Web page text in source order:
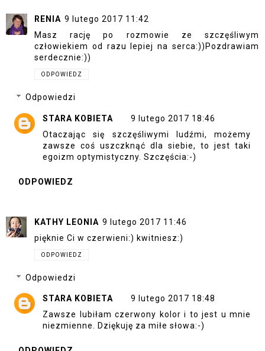
RENIA 9 lutego 2017 11:42
Masz rację po rozmowie ze szczęśliwym
człowiekiem od razu lepiej na serca:))Pozdrawiam
serdecznie:))
ODPOWIEDZ
Odpowiedzi
STARA KOBIETA
9 lutego 2017 18:46
Otaczając się szczęśliwymi ludźmi, możemy
zawsze coś uszczknąć dla siebie, to jest taki
egoizm optymistyczny. Szczęścia:-)
ODPOWIEDZ
KATHY LEONIA 9 lutego 2017 11:46
pięknie Ci w czerwieni:) kwitniesz:)
ODPOWIEDZ
Odpowiedzi
STARA KOBIETA
9 lutego 2017 18:48
Zawsze lubiłam czerwony kolor i to jest u mnie
niezmienne. Dziękuję za miłe słowa:-)